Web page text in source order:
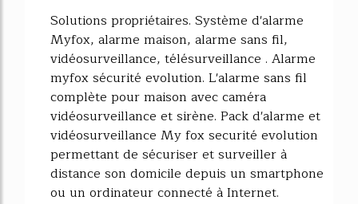
Solutions propriétaires. Système d'alarme
Myfox, alarme maison, alarme sans fil,
vidéosurveillance, télésurveillance . Alarme
myfox sécurité evolution. L'alarme sans fil
complète pour maison avec caméra
vidéosurveillance et sirène. Pack d'alarme et
vidéosurveillance My fox securité evolution
permettant de sécuriser et surveiller à
distance son domicile depuis un smartphone
ou un ordinateur connecté à Internet.